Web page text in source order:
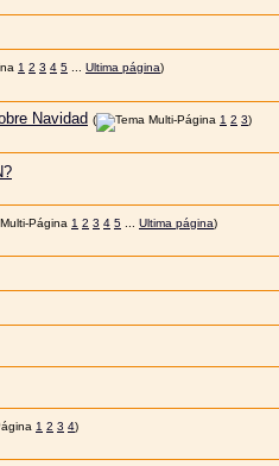
1 2 3 4 5 Ultima página)
Navidad ( 1 2 3)
1 2 3 4 5 Ultima página)
1 2 3 4)